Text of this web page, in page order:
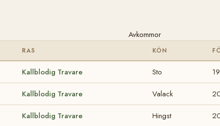
Avkommor
RAS KÖN
Kallblodig Travare Sto
Kallblodig Travare Valack
Kallblodig Travare Hingst